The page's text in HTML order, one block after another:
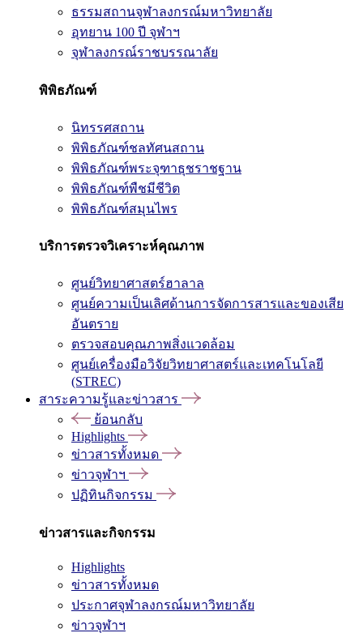
ธรรมสถานจุฬาลงกรณ์มหาวิทยาลัย
อุทยาน 100 ปี จุฬาฯ
จุฬาลงกรณ์ราชบรรณาลัย
พิพิธภัณฑ์
นิทรรศสถาน
พิพิธภัณฑ์ชลทัศนสถาน
พิพิธภัณฑ์พระจุฑาธุชราชฐาน
พิพิธภัณฑ์พืชมีชีวิต
พิพิธภัณฑ์สมุนไพร
บริการตรวจวิเคราะห์คุณภาพ
ศูนย์วิทยาศาสตร์ฮาลาล
ศูนย์ความเป็นเลิศด้านการจัดการสารและของเสีย
อันตราย
ตรวจสอบคุณภาพสิ่งแวดล้อม
ศูนย์เครื่องมือวิจัยวิทยาศาสตร์และเทคโนโลยี
(STREC)
สาระความรู้และข่าวสาร
ย้อนกลับ
Highlights
ข่าวสารทั้งหมด
ข่าวจุฬาฯ
ปฏิทินกิจกรรม
ข่าวสารและกิจกรรม
Highlights
ข่าวสารทั้งหมด
ประกาศจุฬาลงกรณ์มหาวิทยาลัย
ข่าวจุฬาฯ